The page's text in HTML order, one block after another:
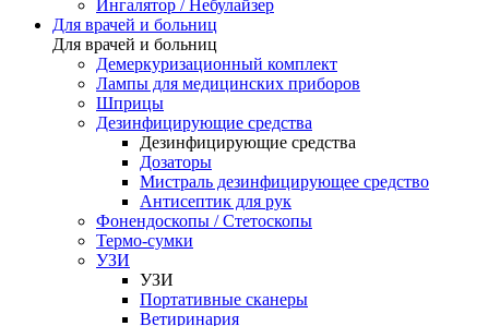
Ингалятор / Небулайзер
Для врачей и больниц
Для врачей и больниц
Демеркуризационный комплект
Лампы для медицинских приборов
Шприцы
Дезинфицирующие средства
Дезинфицирующие средства
Дозаторы
Мистраль дезинфицирующее средство
Антисептик для рук
Фонендоскопы / Стетоскопы
Термо-сумки
УЗИ
УЗИ
Портативные сканеры
Ветиринария